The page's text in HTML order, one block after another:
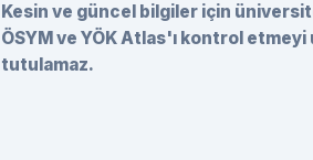
Kesin ve güncel bilgiler için
ÖSYM ve YÖK Atlas'ı kontrol
tutulamaz.